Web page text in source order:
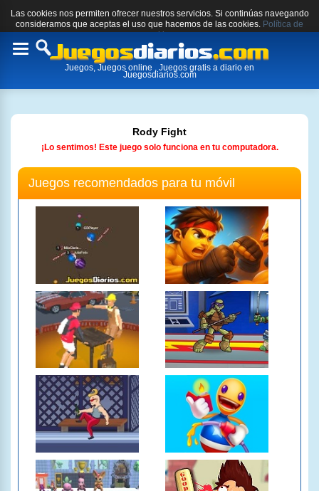
Las cookies nos permiten ofrecer nuestros servicios. Si continúas navegando
consideramos que aceptas el uso que hacemos de las cookies. Política de
cookies.
Toggle
Juegos, Juegos online , Juegos gratis a diario en
Juegosdiarios.com
Rody Fight
¡Lo sentimos! Este juego solo funciona en tu computadora.
Juegos recomendados para tu móvil